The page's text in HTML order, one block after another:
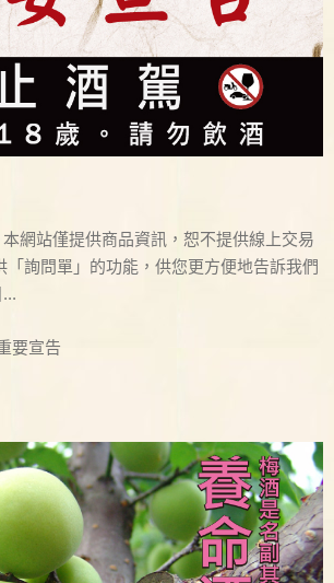
網站僅提供商品資訊，恕不提供線上交易
「詢問單」的功能，供您更方便地告訴我們
要宣告